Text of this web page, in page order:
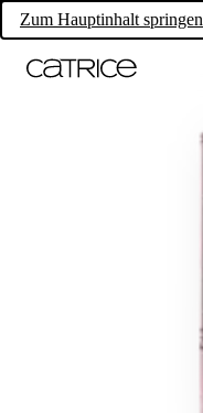
Zum Hauptinhalt springen